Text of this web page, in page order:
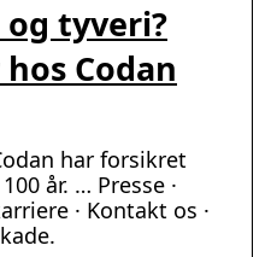
tyveri?
Codan
har forsikret
år. … Presse ·
· Kontakt os ·